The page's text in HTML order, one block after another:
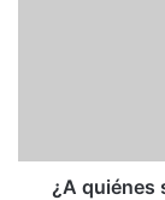
framing
¿A quiénes